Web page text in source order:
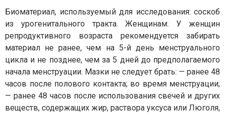
Биоматериал, используемый для исследования: соскоб
из урогенитального тракта. Женщинам: У женщин
репродуктивного возраста рекомендуется забирать
материал не ранее, чем на 5-й день менструального
цикла и не позднее, чем за 5 дней до предполагаемого
начала менструации. Мазки не следует брать: — ранее 48
часов после полового контакта; во время менструации;
— ранее 48 часов после использования свечей и других
веществ, содержащих жир, раствора уксуса или Люголя,